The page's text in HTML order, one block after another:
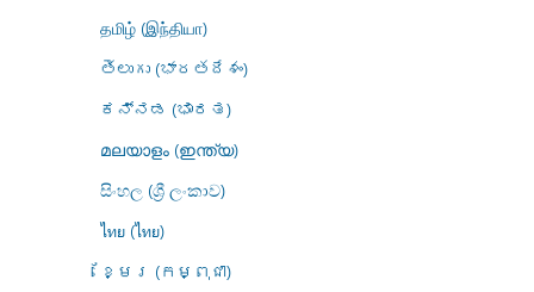
தமிழ் (இந்தியா)
తెలుగు (భారతదేశం)
ಕನ್ನಡ (ಭಾರತ)
മലയാളം (ഇന്ത്യ)
සිංහල (ශ්‍රී ලංකාව)
ไทย (ไทย)
ខ្មែរ (កម្ពុជា)